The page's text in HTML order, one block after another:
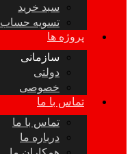
سبد خرید
تسویه حساب
پروژه ها
سازمانی
دولتی
خصوصی
تماس با ما
تماس با ما
درباره ما